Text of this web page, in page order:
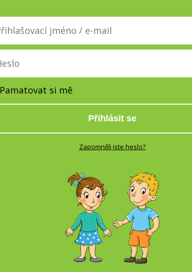
Pamatovat si mě
Přihlásit se
Zapomněli jste heslo?